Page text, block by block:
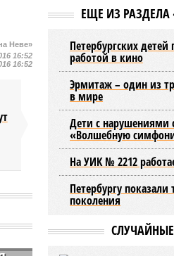
Неве»
16:52
16:52
ЕЩЕ ИЗ
Петербургских
работой в кино
Эрмитаж – один из
в мире
Дети с нарушениями
«Волшебную
На УИК № 2212
Петербургу показали
поколения